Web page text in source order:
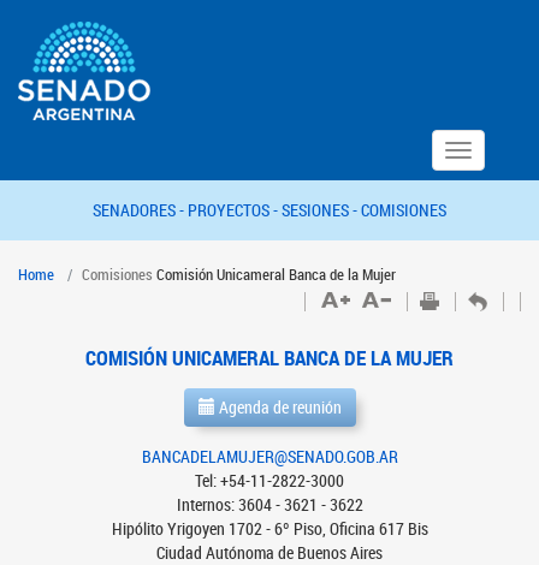
Toggle
navigation
SENADORES - PROYECTOS -SESIONES -COMISIONES
Home Comisiones Comisión Unicameral Banca de la Mujer
COMISIÓN UNICAMERAL BANCA DE LA MUJER
Agenda de reunión
BANCADELAMUJER@SENADO.GOB.AR
Tel: +54-11-2822-3000
Internos: 3604 - 3621 - 3622
Hipólito Yrigoyen 1702 - 6º Piso, Oficina 617 Bis
Ciudad Autónoma de Buenos Aires